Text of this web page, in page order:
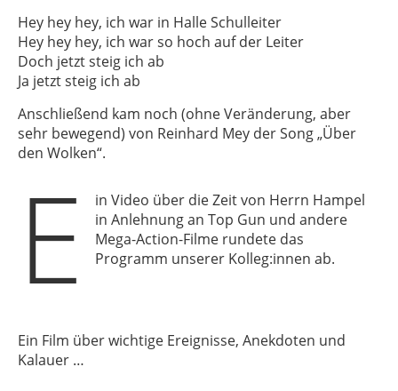
Hey hey hey, ich war in Halle Schulleiter
Hey hey hey, ich war so hoch auf der Leiter
Doch jetzt steig ich ab
Ja jetzt steig ich ab
Anschließend kam noch (ohne Veränderung, aber
sehr bewegend) von Reinhard Mey der Song „Über
den Wolken“.
E
in Video über die Zeit von Herrn Hampel
in Anlehnung an Top Gun und andere
Mega-Action-Filme rundete das
Programm unserer Kolleg:innen ab.
Ein Film über wichtige Ereignisse, Anekdoten und
Kalauer …